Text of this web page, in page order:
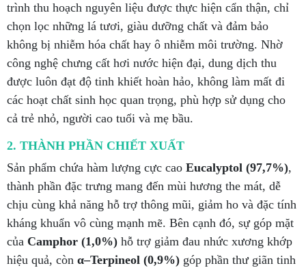
trình thu hoạch nguyên liệu được thực hiện cẩn thận, chỉ
chọn lọc những lá tươi, giàu dưỡng chất và đảm bảo
không bị nhiễm hóa chất hay ô nhiễm môi trường. Nhờ
công nghệ chưng cất hơi nước hiện đại, dung dịch thu
được luôn đạt độ tinh khiết hoàn hảo, không làm mất đi
các hoạt chất sinh học quan trọng, phù hợp sử dụng cho
cả trẻ nhỏ, người cao tuổi và mẹ bầu.
2. THÀNH PHẦN CHIẾT XUẤT
Sản phẩm chứa hàm lượng cực cao Eucalyptol (97,7%),
thành phần đặc trưng mang đến mùi hương the mát, dễ
chịu cùng khả năng hỗ trợ thông mũi, giảm ho và đặc tính
kháng khuẩn vô cùng mạnh mẽ. Bên cạnh đó, sự góp mặt
của Camphor (1,0%) hỗ trợ giảm đau nhức xương khớp
hiệu quả, còn α–Terpineol (0,9%) góp phần thư giãn tinh